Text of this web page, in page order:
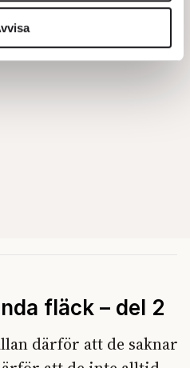
identifierare och annan
de sociala medier och
vi samarbetar med.
fläck – del 2
därför att de saknar